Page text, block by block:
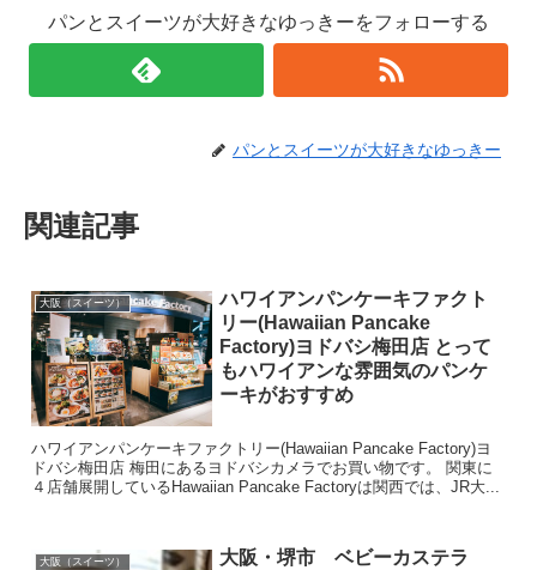
パンとスイーツが大好きなゆっきーをフォローする
パンとスイーツが大好きなゆっきー
関連記事
大阪（スイーツ）
ハワイアンパンケーキファクト
リー(Hawaiian Pancake
Factory)ヨドバシ梅田店 とって
もハワイアンな雰囲気のパンケ
ーキがおすすめ
ハワイアンパンケーキファクトリー(Hawaiian Pancake Factory)ヨ
ドバシ梅田店 梅田にあるヨドバシカメラでお買い物です。 関東に
４店舗展開しているHawaiian Pancake Factoryは関西では、JR大...
大阪（スイーツ）
大阪・堺市 ベビーカステラ